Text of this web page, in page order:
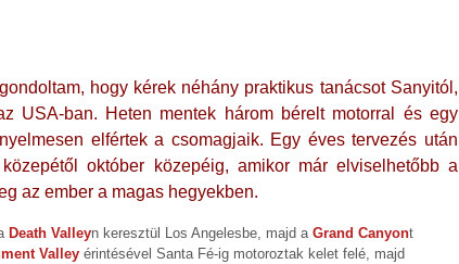
hogy kérek néhány praktikus tanácsot Sanyitól,
USA-ban. Heten mentek három bérelt motorral és egy
elfértek a csomagjaik. Egy éves tervezés után
október közepéig, amikor már elviselhetőbb a
az ember a magas hegyekben.
Death Valleyn keresztül Los Angelesbe, majd a Grand Canyont
Valley érintésével Santa Fé-ig motoroztak kelet felé, majd